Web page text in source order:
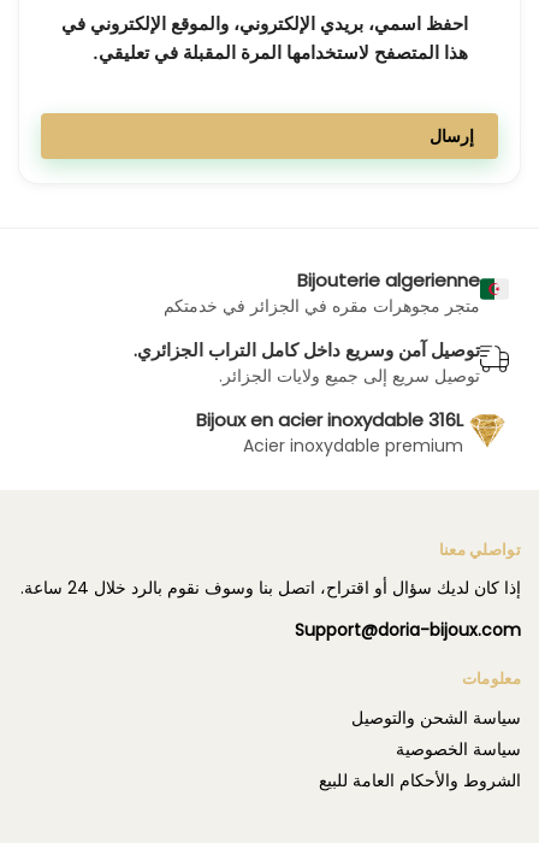
احفظ اسمي، بريدي الإلكتروني، والموقع الإلكتروني في
هذا المتصفح لاستخدامها المرة المقبلة في تعليقي.
Bijouterie algerienne
متجر مجوهرات مقره في الجزائر في خدمتكم
توصيل آمن وسريع داخل كامل التراب الجزائري.
توصيل سريع إلى جميع ولايات الجزائر.
Bijoux en acier inoxydable 316L
Acier inoxydable premium
تواصلي معنا
إذا كان لديك سؤال أو اقتراح، اتصل بنا وسوف نقوم بالرد خلال 24 ساعة.
Support@doria-bijoux.com
معلومات
سياسة الشحن والتوصيل
سياسة الخصوصية
الشروط والأحكام العامة للبيع